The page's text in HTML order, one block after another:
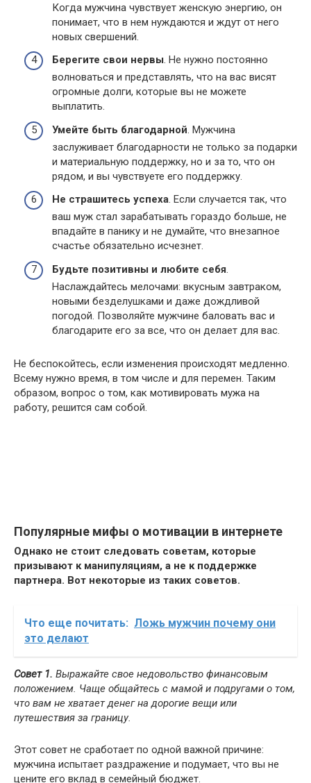
Когда мужчина чувствует женскую энергию, он
понимает, что в нем нуждаются и ждут от него
новых свершений.
Берегите свои нервы. Не нужно постоянно
волноваться и представлять, что на вас висят
огромные долги, которые вы не можете
выплатить.
Умейте быть благодарной . Мужчина
заслуживает благодарности не только за подарки
и материальную поддержку, но и за то, что он
рядом, и вы чувствуете его поддержку.
Не страшитесь успеха. Если случается так, что
ваш муж стал зарабатывать гораздо больше, не
впадайте в панику и не думайте, что внезапное
счастье обязательно исчезнет.
Будьте позитивны и любите себя
Наслаждайтесь мелочами: вкусным завтраком,
новыми безделушками и даже дождливой
погодой. Позволяйте мужчине баловать вас и
благодарите его за все, что он делает для вас.
Не беспокойтесь, если изменения происходят медленно.
Всему нужно время, в том числе и для перемен. Таким
образом, вопрос о том, как мотивировать мужа на
работу, решится сам собой.
Популярные мифы о мотивации в интернете
Однако не стоит следовать советам, которые
призывают к манипуляциям, а не к поддержке
партнера. Вот некоторые из таких советов.
Что еще почитать: Ложь мужчин почему они
это делают
Совет 1. Выражайте свое недовольство финансовым
положением. Чаще общайтесь с мамой и подругами о том,
что вам не хватает денег на дорогие вещи или
путешествия за границу.
Этот совет не сработает по одной важной причине:
мужчина испытает раздражение и подумает, что вы не
цените его вклад в семейный бюджет.